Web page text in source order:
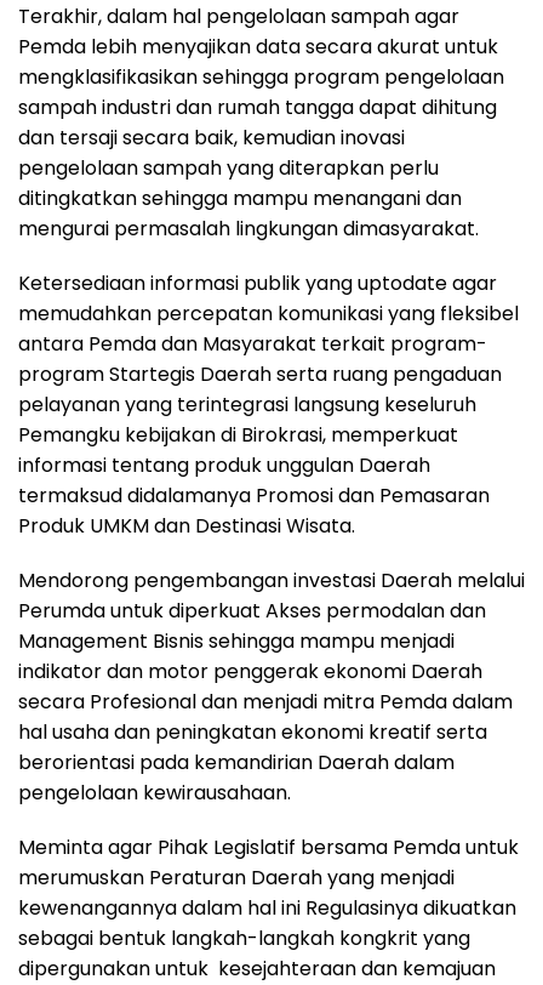
Terakhir, dalam hal pengelolaan sampah agar
Pemda lebih menyajikan data secara akurat untuk
mengklasifikasikan sehingga program pengelolaan
sampah industri dan rumah tangga dapat dihitung
dan tersaji secara baik, kemudian inovasi
pengelolaan sampah yang diterapkan perlu
ditingkatkan sehingga mampu menangani dan
mengurai permasalah lingkungan dimasyarakat.
Ketersediaan informasi publik yang uptodate agar
memudahkan percepatan komunikasi yang fleksibel
antara Pemda dan Masyarakat terkait program-
program Startegis Daerah serta ruang pengaduan
pelayanan yang terintegrasi langsung keseluruh
Pemangku kebijakan di Birokrasi, memperkuat
informasi tentang produk unggulan Daerah
termaksud didalamanya Promosi dan Pemasaran
Produk UMKM dan Destinasi Wisata.
Mendorong pengembangan investasi Daerah melalui
Perumda untuk diperkuat Akses permodalan dan
Management Bisnis sehingga mampu menjadi
indikator dan motor penggerak ekonomi Daerah
secara Profesional dan menjadi mitra Pemda dalam
hal usaha dan peningkatan ekonomi kreatif serta
berorientasi pada kemandirian Daerah dalam
pengelolaan kewirausahaan.
Meminta agar Pihak Legislatif bersama Pemda untuk
merumuskan Peraturan Daerah yang menjadi
kewenangannya dalam hal ini Regulasinya dikuatkan
sebagai bentuk langkah-langkah kongkrit yang
dipergunakan untuk kesejahteraan dan kemajuan